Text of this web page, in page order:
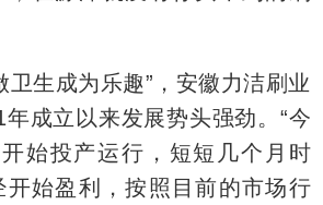
生成为乐趣”，安徽力洁刷业
成立以来发展势头强劲。“今
始投产运行，短短几个月时
开始盈利，按照目前的市场行